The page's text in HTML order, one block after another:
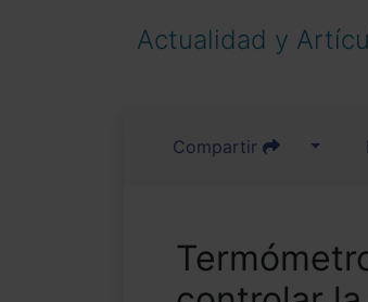
Actualidad y
Compartir